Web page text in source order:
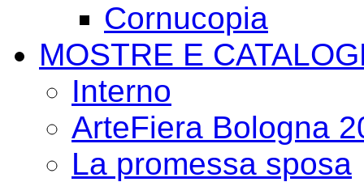
Cornucopia
MOSTRE E
Interno
ArteFiera Bologna
La promessa sposa